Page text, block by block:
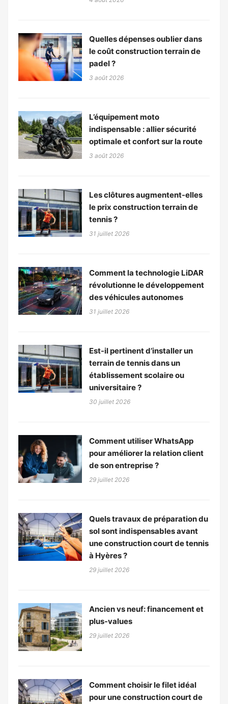
Quelles dépenses oublier dans
le coût construction terrain de
padel ?
3 août 2026
L’équipement moto
indispensable : allier sécurité
optimale et confort sur la route
3 août 2026
Les clôtures augmentent-elles
le prix construction terrain de
tennis ?
31 juillet 2026
Comment la technologie LiDAR
révolutionne le développement
des véhicules autonomes
31 juillet 2026
Est-il pertinent d’installer un
terrain de tennis dans un
établissement scolaire ou
universitaire ?
30 juillet 2026
Comment utiliser WhatsApp
pour améliorer la relation client
de son entreprise ?
29 juillet 2026
Quels travaux de préparation du
sol sont indispensables avant
une construction court de tennis
à Hyères ?
29 juillet 2026
Ancien vs neuf: financement et
plus-values
29 juillet 2026
Comment choisir le filet idéal
pour une construction court de